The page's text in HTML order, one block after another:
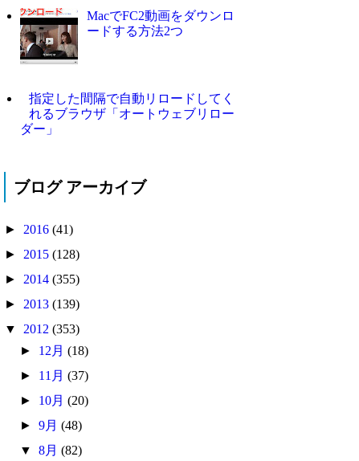
MacでFC2動画をダウンロ
ードする方法2つ
指定した間隔で自動リロードしてく
れるブラウザ「オートウェブリロー
ダー」
ブログ アーカイブ
► 2016 (41)
► 2015 (128)
► 2014 (355)
► 2013 (139)
▼ 2012 (353)
► 12月(18)
► 11月(37)
► 10月(20)
►9月(48)
▼8月(82)